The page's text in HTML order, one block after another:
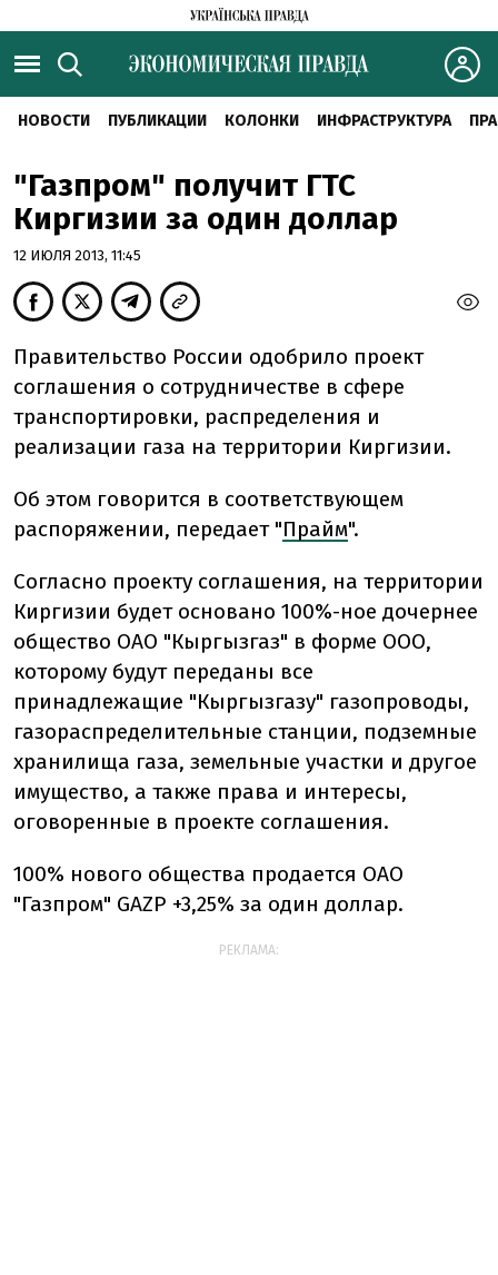
НОВОСТИ ПУБЛИКАЦИИ КОЛОНКИ ИНФРАСТРУКТУРА
"Газпром" получит ГТС
Киргизии за один доллар
12 ИЮЛЯ 2013, 11:45
Правительство России одобрило проект
соглашения о сотрудничестве в сфере
транспортировки, распределения и
реализации газа на территории Киргизии.
Об этом говорится в соответствующем
распоряжении, передает "Прайм".
Согласно проекту соглашения, на территории
Киргизии будет основано 100%-ное дочернее
общество ОАО "Кыргызгаз" в форме ООО,
которому будут переданы все
принадлежащие "Кыргызгазу" газопроводы,
газораспределительные станции, подземные
хранилища газа, земельные участки и другое
имущество, а также права и интересы,
оговоренные в проекте соглашения.
100% нового общества продается ОАО
"Газпром" GAZP +3,25% за один доллар.
РЕКЛАМА: